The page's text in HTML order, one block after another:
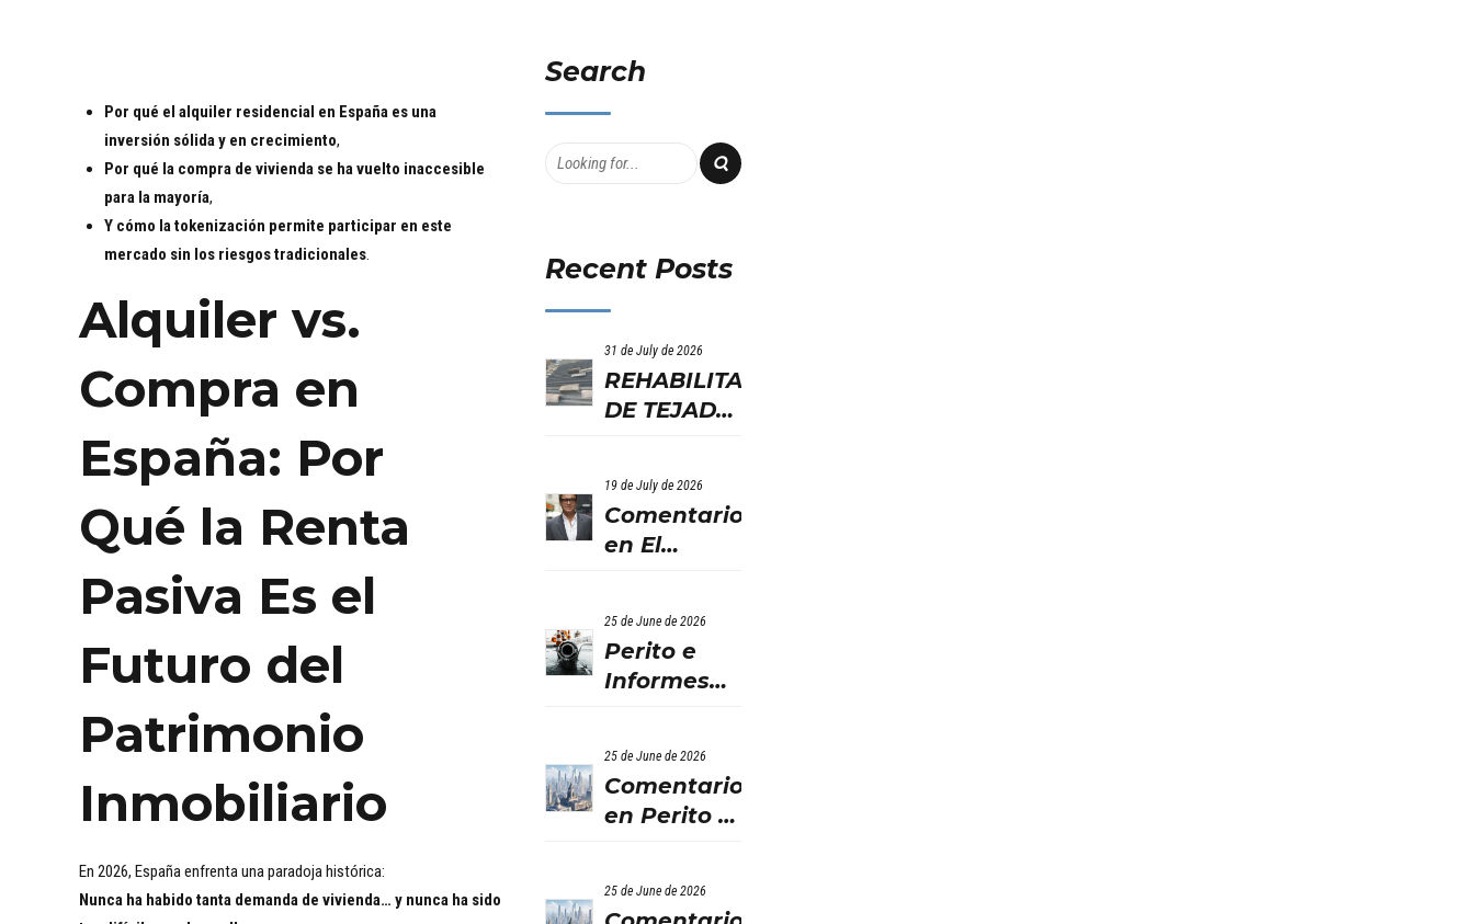
Por qué el alquiler residencial en España es una
inversión sólida y en crecimiento,
Por qué la compra de vivienda se ha vuelto inaccesible
para la mayoría,
Y cómo la tokenización permite participar en este
mercado sin los riesgos tradicionales.
Alquiler vs.
Compra en
España: Por
Qué la Renta
Pasiva Es el
Futuro del
Patrimonio
Inmobiliario
En 2026, España enfrenta una paradoja histórica:
Nunca ha habido tanta demanda de vivienda… y nunca ha sido
Search
Recent Posts
31 de July de 2026
REHABILITACION
DE TEJADO
VALENCIA
19 de July de 2026
Comentario
en El
ladrillo por
Comentario
en El
llega al
ladrillo por
Comentario
llega al
25 de June de 2026
Perito e
Informes
y
Humedades
en
Lo Que
Debes
25 de June de 2026
Comentario
en Perito e
Filtraciones
25 de June de 2026